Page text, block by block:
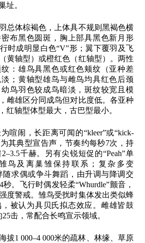
址。
总体棕褐色，上体具不规则黑褐色横
布黑色圆斑，胸上部具黑色新月形
时成明显白色“V”形；翼下覆羽及飞
黄轴型）或橙红色（红轴型）。两性
：雄鸟具黑色或红色颊纹（亚种差
；黄轴型雄鸟与雌鸟均具红色后颈
鸟羽色较成鸟暗淡，斑纹较宽且模
雌雄区分同成鸟但对比度低。各亚种
红轴型体型最大，古巴型最小。
喧闹，长距离可闻的“kleer”或“kick-
其典型宣告声，节奏约每秒7次，持
千赫。另有尖锐短促的“Peah”单
鸟及离巢雏保持联系；复杂多变
随求偶或争斗舞蹈，由升调与降调交
。飞行时偶发轻柔“Whurdle”颤音，
度警戒。雏鸟受扰时集体发出类似蜂
，被认为具贝氏拟态效应。雌雄皆鼓
击，常配合长鸣宣示领域。
拔1 000–4 000米的疏林、林缘、草原